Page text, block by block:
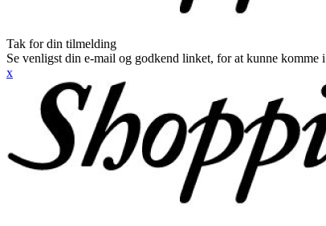
Tak for din tilmelding
Se venligst din e-mail og godkend linket, for at kunne komme
x